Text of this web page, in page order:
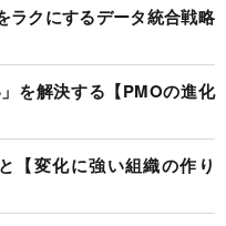
ラクにするデータ統合戦略
を解決する【PMOの進化
【変化に強い組織の作り